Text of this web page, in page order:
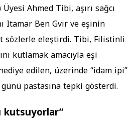
Ahmed Tibi, aşırı sağcı
Itamar Ben Gvir ve eşinin
sözlerle eleştirdi. Tibi, Filistinli
kutlamak amacıyla eşi
edilen, üzerinde “idam ipi”
pastasına tepki gösterdi.